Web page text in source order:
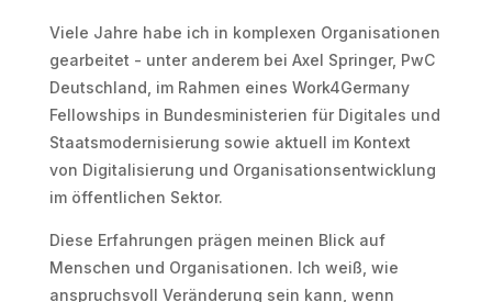
Viele Jahre habe ich in komplexen Organisationen
gearbeitet - unter anderem bei Axel Springer, PwC
Deutschland, im Rahmen eines Work4Germany
Fellowships in Bundesministerien für Digitales und
Staatsmodernisierung sowie aktuell im Kontext
von Digitalisierung und Organisationsentwicklung
im öffentlichen Sektor.
Diese Erfahrungen prägen meinen Blick auf
Menschen und Organisationen. Ich weiß, wie
anspruchsvoll Veränderung sein kann, wenn